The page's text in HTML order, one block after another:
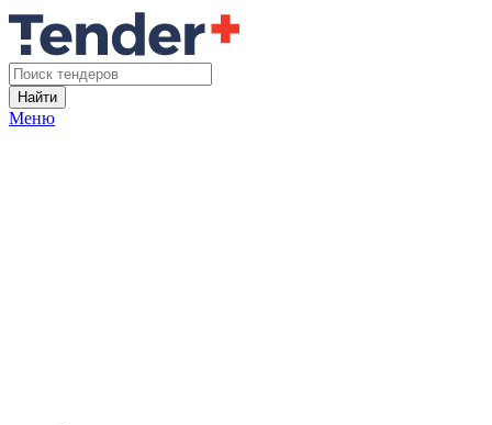
Найти
Меню